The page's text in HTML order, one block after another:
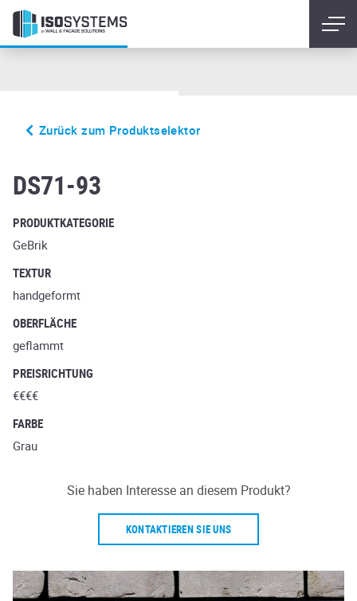
Zurück zum Produktselektor
DS71-93
PRODUKTKATEGORIE
GeBrik
TEXTUR
handgeformt
OBERFLÄCHE
geflammt
PREISRICHTUNG
€€€€
FARBE
Grau
Sie haben Interesse an diesem Produkt?
KONTAKTIEREN SIE UNS